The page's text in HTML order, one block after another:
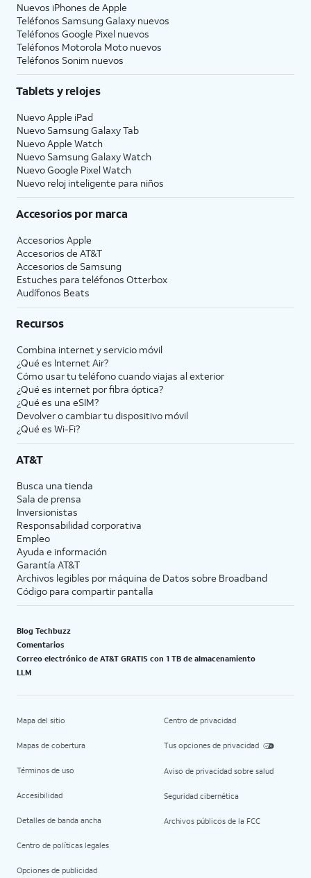
Nuevos iPhones de Apple
Teléfonos Samsung Galaxy nuevos
Teléfonos Google Pixel nuevos
Teléfonos Motorola Moto nuevos
Teléfonos Sonim nuevos
Tablets y relojes
Nuevo Apple iPad
Nuevo Samsung Galaxy Tab
Nuevo Apple Watch
Nuevo Samsung Galaxy Watch
Nuevo Google Pixel Watch
Nuevo reloj inteligente para niños
Accesorios por marca
Accesorios Apple
Accesorios de AT&T
Accesorios de Samsung
Estuches para teléfonos Otterbox
Audífonos Beats
Recursos
Combina internet y servicio móvil
¿Qué es Internet Air?
Cómo usar tu teléfono cuando viajas al exterior
¿Qué es internet por fibra óptica?
¿Qué es una eSIM?
Devolver o cambiar tu dispositivo móvil
¿Qué es Wi-Fi?
AT&T
Busca una tienda
Sala de prensa
Inversionistas
Responsabilidad corporativa
Empleo
Ayuda e información
Garantía AT&T
Archivos legibles por máquina de Datos sobre Broadband
Código para compartir pantalla
Blog Techbuzz
Comentarios
Correo electrónico de AT&T GRATIS con 1 TB de almacenamiento
LLM
Mapa del sitio
Mapas de cobertura
Términos de uso
Accesibilidad
Detalles de banda ancha
Centro de políticas legales
Opciones de publicidad
Centro de privacidad
Tus opciones de privacidad
Aviso de privacidad sobre salud
Seguridad cibernética
Archivos públicos de la FCC